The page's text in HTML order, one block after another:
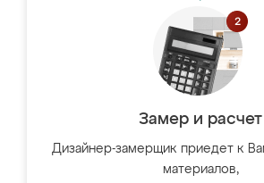
Замер и расчет
Дизайнер-замерщик приедет к
материалов,